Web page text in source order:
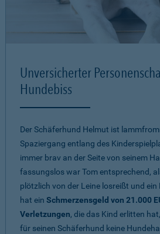
Unversicherter
Hundebiss
Der Schäferhund Helmut ist
Spaziergang entlang des
immer brav an der Seite von seinem
fassungslos war Tom entsprechend,
plötzlich von der Leine losreißt und ein
hat ein Schmerzensgeld von 21.000
Verletzungen, die das Kind erlitten
für seinen Schäferhund keine